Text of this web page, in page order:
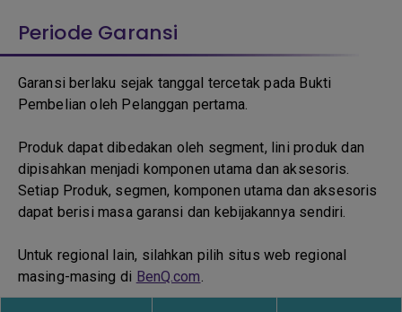
Periode Garansi
Garansi berlaku sejak tanggal tercetak pada Bukti
Pembelian oleh Pelanggan pertama.
Produk dapat dibedakan oleh segment, lini produk dan
dipisahkan menjadi komponen utama dan aksesoris.
Setiap Produk, segmen, komponen utama dan aksesoris
dapat berisi masa garansi dan kebijakannya sendiri.
Untuk regional lain, silahkan pilih situs web regional
masing-masing di BenQ.com.